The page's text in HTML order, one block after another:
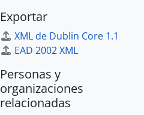
Exportar
XML de Dublin Core 1.1
EAD 2002 XML
Personas y
organizaciones
relacionadas